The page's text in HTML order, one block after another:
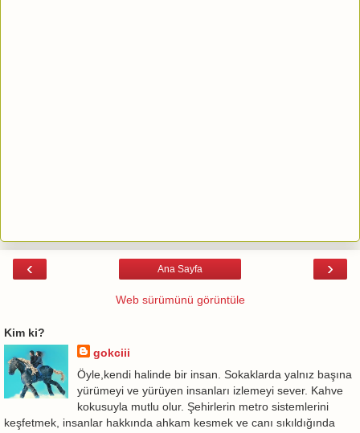
‹ ›
Ana Sayfa
Web sürümünü görüntüle
Kim ki?
gokciii
Öyle,kendi halinde bir insan. Sokaklarda yalnız başına
yürümeyi ve yürüyen insanları izlemeyi sever. Kahve
kokusuyla mutlu olur. Şehirlerin metro sistemlerini
keşfetmek, insanlar hakkında ahkam kesmek ve canı sıkıldığında